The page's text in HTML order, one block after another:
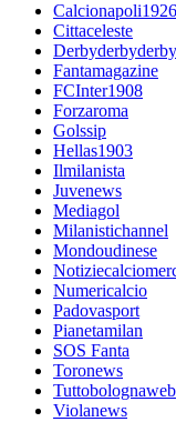
Calcionapoli1926
Cittaceleste
Derbyderbyderby
Fantamagazine
FCInter1908
Forzaroma
Golssip
Hellas1903
Ilmilanista
Juvenews
Mediagol
Milanistichannel
Mondoudinese
Numericalcio
Padovasport
Pianetamilan
SOS Fanta
Toronews
Tuttobolognaweb
Violanews